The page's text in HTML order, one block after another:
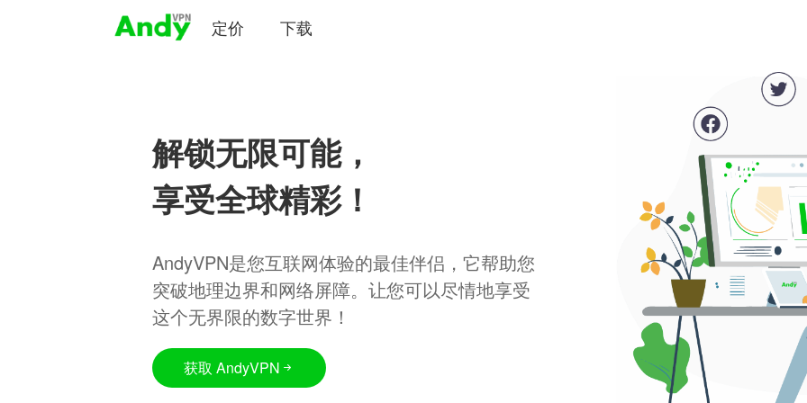
定价 下载
解锁无限可能，
享受全球精彩！
AndyVPN是您互联网体验的最佳伴侣，它帮助您
突破地理边界和网络屏障。让您可以尽情地享受
这个无界限的数字世界！
获取 AndyVPN